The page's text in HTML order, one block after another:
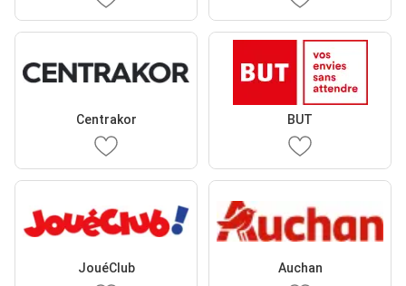
Centrakor BUT
JouéClub Auchan